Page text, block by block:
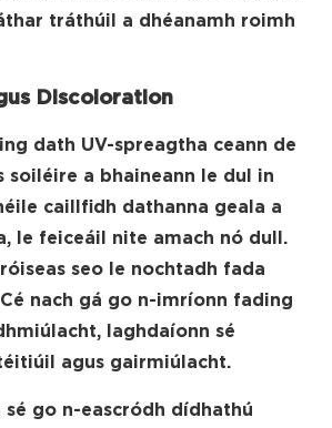
tráthúil a dhéanamh roimh
Discoloration
dath UV-spreagtha ceann de
soiléire a bhaineann le dul in
caillfidh dathanna geala a
le feiceáil nite amach nó dull.
seo le nochtadh fada
nach gá go n-imríonn fading
laghdaíonn sé
agus gairmiúlacht.
sé go n-eascródh dídhathú